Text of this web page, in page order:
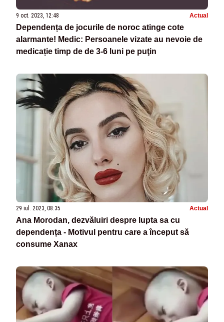
9 oct. 2023, 12:48 Actual
Dependența de jocurile de noroc atinge cote
alarmante! Medic: Persoanele vizate au nevoie de
medicație timp de de 3-6 luni pe puţin
29 iul. 2023, 08:35 Actual
Ana Morodan, dezvăluiri despre lupta sa cu
dependența - Motivul pentru care a început să
consume Xanax